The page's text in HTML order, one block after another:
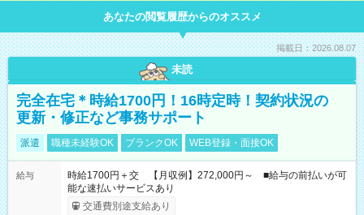
あなたの閲覧履歴からのオススメ
掲載日：2026.08.07
未読
完全在宅＊時給1700円！16時定時！契約状況の
更新・修正など事務サポート
派遣 職種未経験OK ブランクOK WEB登録・面接OK
給与
時給1700円＋交 【月収例】272,000円～ ■給与の前払いが可
能な速払いサービスあり
交通費別途支給あり